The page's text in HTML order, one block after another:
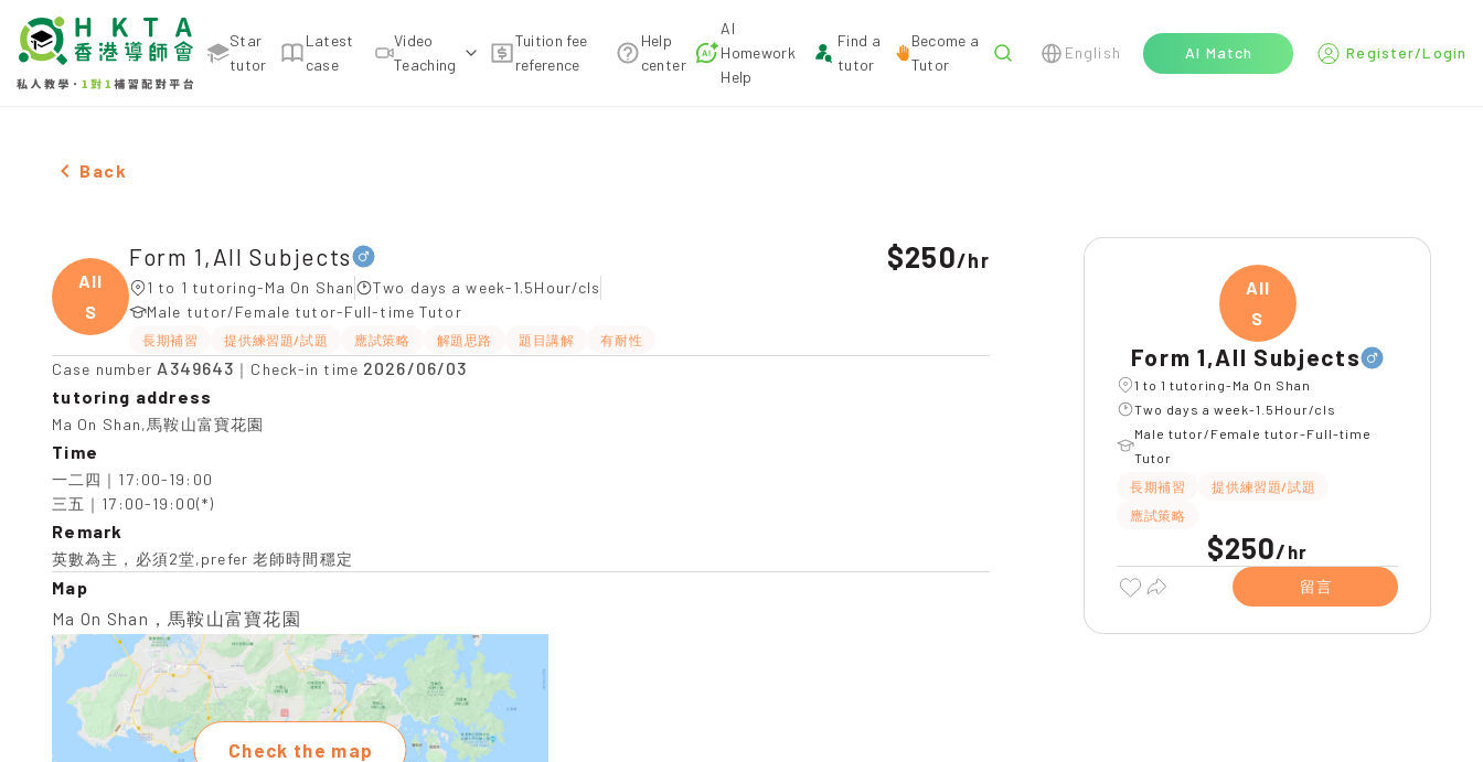
Star
tutor
Latest
case
Video
Teaching
Tuition fee
reference
Help
center
AI
Homework
Help
Find a
tutor
Become a
Tutor
English AI Match Register/Login
Male Form 1,All Subjects，Ma On Shan Tuition recommendation
Back
All
S
Form 1,All Subjects
1 to 1 tutoring-Ma On Shan
Two days a week-1.5Hour/cls
Male tutor/Female tutor-Full-time Tutor
長期補習 提供練習題/試題 應試策略 解題思路 題目講解 有耐性
$250/hr
Case number A349643 ｜Check-in time 2026/06/03
tutoring address
Ma On Shan,馬鞍山富寶花園
Time
一二四｜17:00-19:00
三五｜17:00-19:00(*)
Remark
英數為主，必須2堂,prefer 老師時間穩定
Map
Ma On Shan，馬鞍山富寶花園
Check the map
All
S
Form 1,All Subjects
1 to 1 tutoring-Ma On Shan
Two days a week-1.5Hour/cls
Male tutor/Female tutor-Full-time
Tutor
長期補習
提供練習題/試題
應試策略
$250/ hr
留言